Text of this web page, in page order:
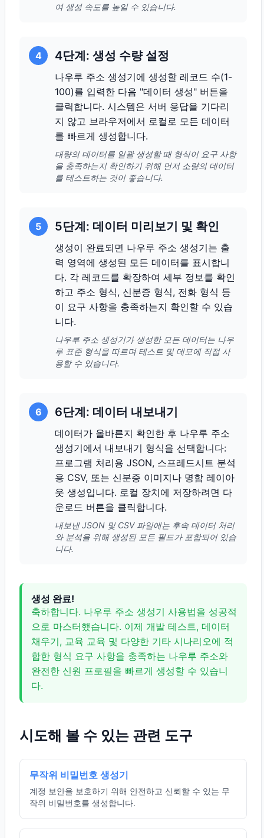
여 생성 속도를 높일 수 있습니다.
4 4단계: 생성 수량 설정
나우루 주소 생성기에 생성할 레코드 수(1-
100)를 입력한 다음 "데이터 생성" 버튼을
클릭합니다. 시스템은 서버 응답을 기다리
지 않고 브라우저에서 로컬로 모든 데이터
를 빠르게 생성합니다.
대량의 데이터를 일괄 생성할 때 형식이 요구 사항
을 충족하는지 확인하기 위해 먼저 소량의 데이터
를 테스트하는 것이 좋습니다.
5 5단계: 데이터 미리보기 및 확인
생성이 완료되면 나우루 주소 생성기는 출
력 영역에 생성된 모든 데이터를 표시합니
다. 각 레코드를 확장하여 세부 정보를 확인
하고 주소 형식, 신분증 형식, 전화 형식 등
이 요구 사항을 충족하는지 확인할 수 있습
니다.
나우루 주소 생성기가 생성한 모든 데이터는 나우
루 표준 형식을 따르며 테스트 및 데모에 직접 사
용할 수 있습니다.
6 6단계: 데이터 내보내기
데이터가 올바른지 확인한 후 나우루 주소
생성기에서 내보내기 형식을 선택합니다:
프로그램 처리용 JSON, 스프레드시트 분석
용 CSV, 또는 신분증 이미지나 명함 레이아
웃 생성입니다. 로컬 장치에 저장하려면 다
운로드 버튼을 클릭합니다.
내보낸 JSON 및 CSV 파일에는 후속 데이터 처리
와 분석을 위해 생성된 모든 필드가 포함되어 있습
니다.
생성 완료!
축하합니다. 나우루 주소 생성기 사용법을 성공적
으로 마스터했습니다. 이제 개발 테스트, 데이터
채우기, 교육 교육 및 다양한 기타 시나리오에 적
합한 형식 요구 사항을 충족하는 나우루 주소와
완전한 신원 프로필을 빠르게 생성할 수 있습니
다.
시도해 볼 수 있는 관련 도구
무작위 비밀번호 생성기
계정 보안을 보호하기 위해 안전하고 신뢰할 수 있는 무
작위 비밀번호를 생성합니다.